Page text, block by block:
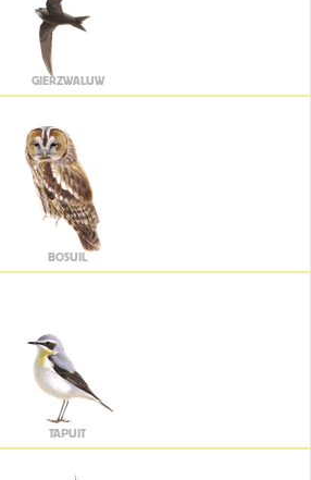
GIERZWALUW
BOSUIL
TAPUIT